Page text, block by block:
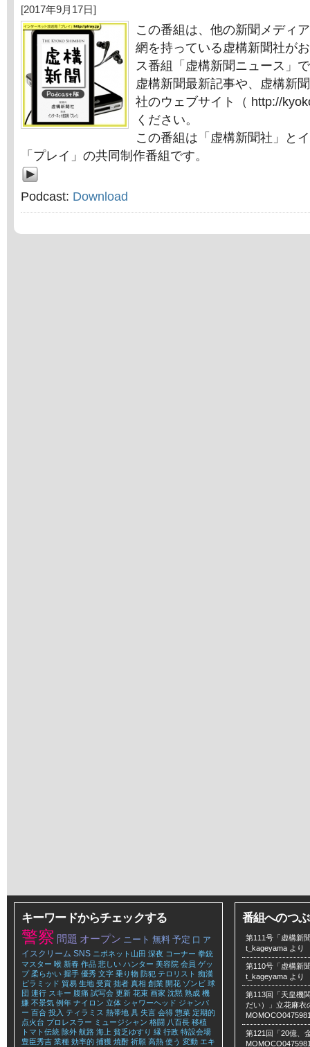
[2017年9月17日]
この番組は、他の新聞メディ
網を持っている虚構新聞社が
ス番組「虚構新聞ニュース」
虚構新聞最新記事や、虚構新
社のウェブサイト（ http://
ください。
この番組は「虚構新聞社」と
「プレイ」の共同制作番組です。
Podcast: Download
キーワードからチェックする
警察 問題 オープン ニート 無料 予定 口 ア
イスクリーム SNS ニポネット山田 深夜 コーナー 拳銃
マスター 喉 新春 作品 悲しい ハンター 美容院 会員 ゲッ
プ 柔らかい 握手 優秀 文字 乗り物 防犯 テロリスト 痴漢
ピラミッド 貿易 生地 受賞 拙者 真相 創業 開花 ゾンビ 球
団 連行 スキー 腹痛 試写会 更新 花束 画家 沈黙 熟成 機
嫌 不景気 例年 ナイロン 立体 シャワーヘッド ジャンパ
ー 百合 投入 ティラミス 熱帯地 具 失言 会得 惣菜 定期的
点火台 プロレスラー ミュージシャン 格闘 八百長 移植
トマト伝統 除外 航路 海上 貧乏ゆすり 縁 行政 特設会場
豊臣秀吉 業種 効率的 捕獲 焼酎 祈願 高熱 使う 変動 エキ
番組へのつ
第111号「虚構新
t_kageyama より
第110号「虚構新
t_kageyama より
第113回「天皇機
だい）」立花麻衣
第121回「20億、